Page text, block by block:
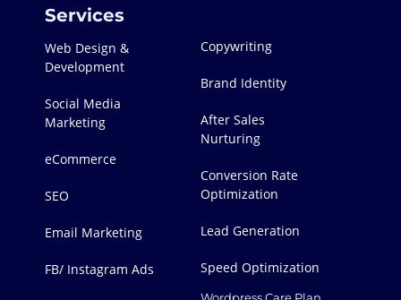
Services
Web Design &
Development
Social Media
Marketing
eCommerce
SEO
Email Marketing
FB/ Instagram Ads
Copywriting
Brand Identity
After Sales
Nurturing
Conversion Rate
Optimization
Lead Generation
Speed Optimization